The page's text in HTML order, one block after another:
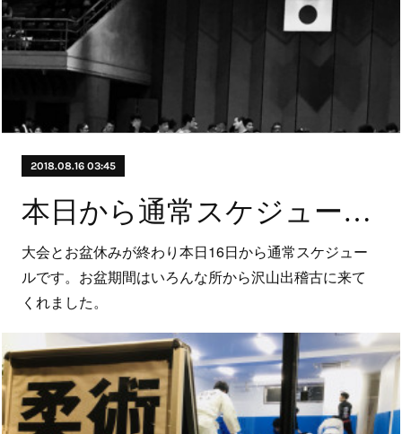
2018.08.16 03:45
本日から通常スケジュールです
大会とお盆休みが終わり本日16日から通常スケジュー
ルです。お盆期間はいろんな所から沢山出稽古に来て
くれました。